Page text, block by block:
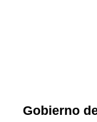
Gobierno